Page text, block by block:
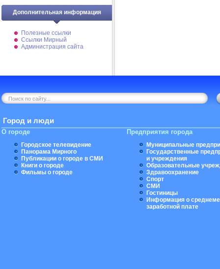
Дополнительная информация
Полезные ссылки
Ссылки Мирный
Администрация сайта
Город и люди
О городе
Городское телевидение
Панорама Мирного
Публикации о городе в СМИ
Книги о городе
Фильмы о городе
Предприятия города
Муниципальные
Государственные
и учреждения
Образовательные
Здравоохранение
Спорт
СМИ
Гостиницы
Информация о
заработной плате